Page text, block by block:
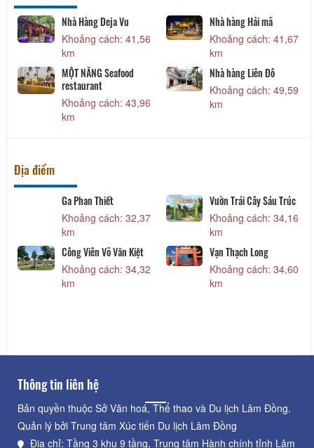
Nhà Hàng Deja Vu
Khoảng cách: 41,56
km
Nhà hàng Hải mã
Khoảng cách: 41,67
km
MỘT NẮNG Seafood
restaurant
Khoảng cách: 43,96
km
Nhà hàng Liên Đô
Khoảng cách: 49,59
km
Địa điểm
Ga Phan Thiết
Khoảng cách: 32,37
km
Vườn Trái Cây Sáu Trúc
Khoảng cách: 34,16
km
Công Viên Võ Văn Kiệt
Khoảng cách: 34,32
km
Vạn Thạch Long
Khoảng cách: 34,60
km
Thông tin liên hệ
Bản quyền thuộc Sở Văn hoá, Thể thao và Du lịch Lâm Đồng.
Quản lý bởi Trung tâm Xúc tiến Du lịch Lâm Đồng
Địa chỉ: Tầng 3 khu 9 tầng, Trung tâm Hành chính tỉnh Lâm